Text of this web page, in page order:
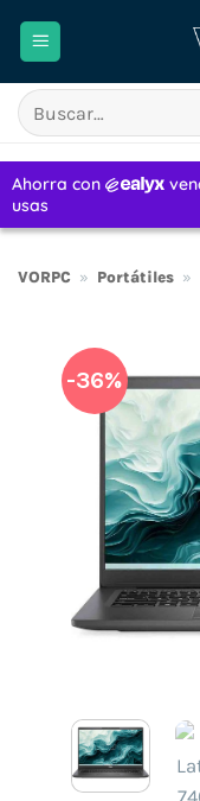
Buscar
por:
VORPC » Portátiles »
-36%